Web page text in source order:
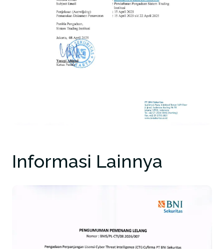
Informasi Lainnya